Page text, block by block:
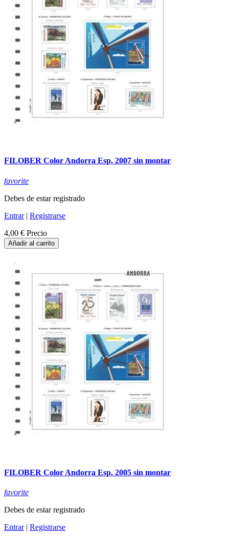
FILOBER Color Andorra Esp. 2007 sin montar
favorite
Debes de estar registrado
Entrar| Registrarse
4,00 € Precio
Añadir al carrito
FILOBER Color Andorra Esp. 2005 sin montar
favorite
Debes de estar registrado
Entrar| Registrarse